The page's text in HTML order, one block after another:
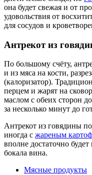
она будет свежая и от
удовольствия от
для сосудов и
Антрекот из
По большому счёту,
и из мяса на кости,
(калоризатор).
перцем и жарят на
маслом с обеих сторон
за несколько минут до
Антрекот из говядины
иногда с жареным
вполне достаточно будет
бокала вина.
Мясные продукты